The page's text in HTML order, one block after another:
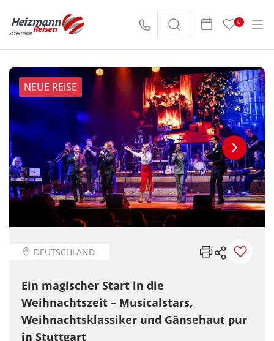
0
NEUE REISE
DEUTSCHLAND
Ein magischer Start in die
Weihnachtszeit – Musicalstars,
Weihnachtsklassiker und Gänsehaut pur
in Stuttgart